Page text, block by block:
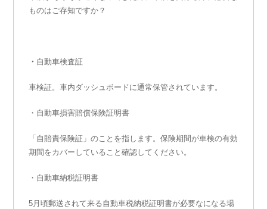
ものはご存知ですか？
・ 自動車検査証
車検証。車内ダッシュボードに通常保管されています。
・自動車損害賠償保険証明書
「自賠責保険証」のことを指します。保険期間が車検の有効
期間をカバーしていること確認してください。
・自動車納税証明書
5月頃郵送されて来る自動車税納税証明書が必要なになる場